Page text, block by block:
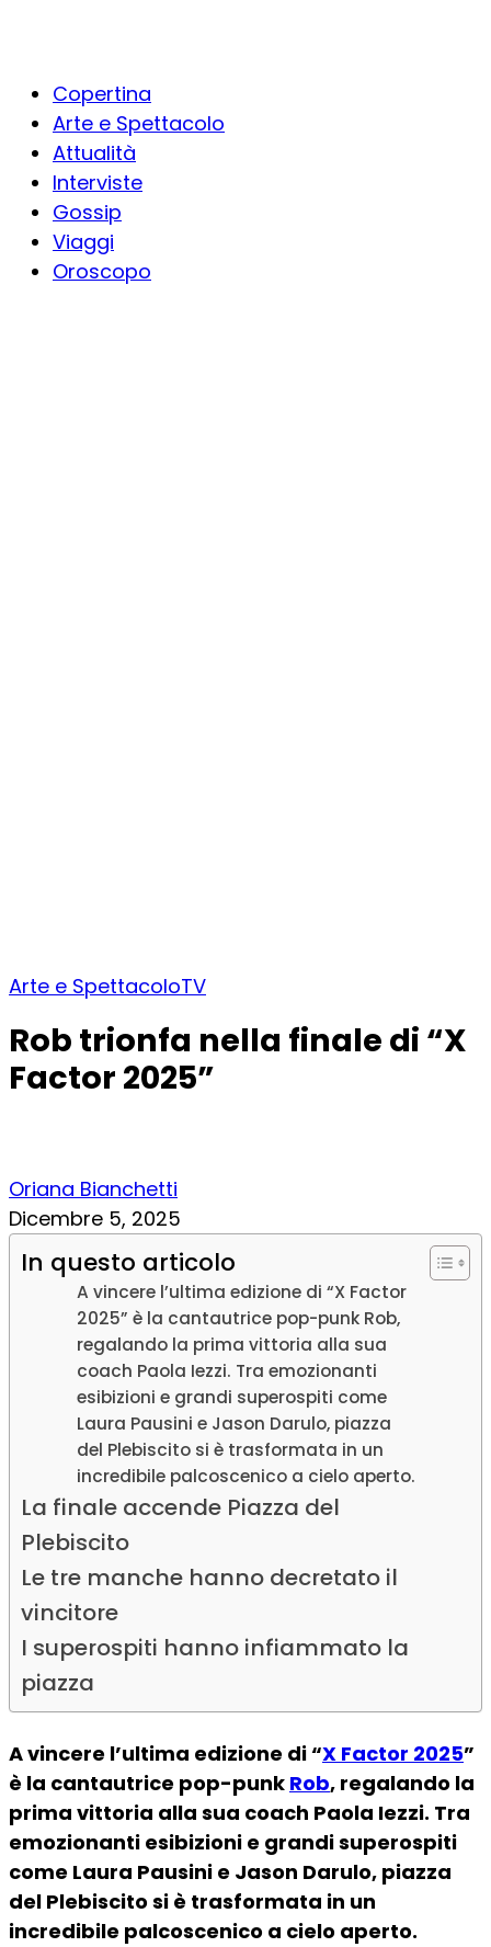
Copertina
Arte e Spettacolo
Attualità
Interviste
Gossip
Viaggi
Oroscopo
Arte e SpettacoloTV
Rob trionfa nella finale di “X
Factor 2025”
Oriana Bianchetti
Dicembre 5, 2025
In questo articolo
A vincere l’ultima edizione di “X Factor
2025” è la cantautrice pop-punk Rob,
regalando la prima vittoria alla sua
coach Paola Iezzi. Tra emozionanti
esibizioni e grandi superospiti come
Laura Pausini e Jason Darulo, piazza
del Plebiscito si è trasformata in un
incredibile palcoscenico a cielo aperto.
La finale accende Piazza del
Plebiscito
Le tre manche hanno decretato il
vincitore
I superospiti hanno infiammato la
piazza
A vincere l’ultima edizione di “X Factor 2025”
è la cantautrice pop-punk Rob, regalando la
prima vittoria alla sua coach Paola Iezzi. Tra
emozionanti esibizioni e grandi superospiti
come Laura Pausini e Jason Darulo, piazza
del Plebiscito si è trasformata in un
incredibile palcoscenico a cielo aperto.